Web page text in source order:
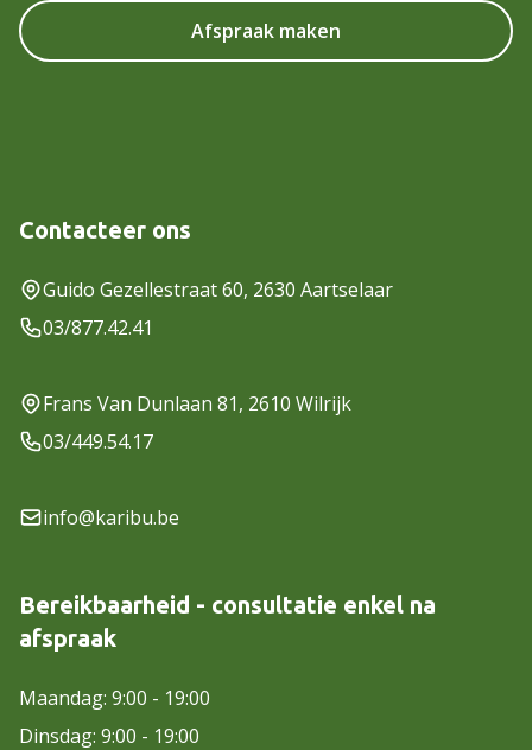
Afspraak maken
Contacteer ons
Guido Gezellestraat 60, 2630 Aartselaar
03/877.42.41
Frans Van Dunlaan 81, 2610 Wilrijk
03/449.54.17
info@karibu.be
Bereikbaarheid - consultatie enkel na
afspraak
Maandag: 9:00 - 19:00
Dinsdag: 9:00 - 19:00